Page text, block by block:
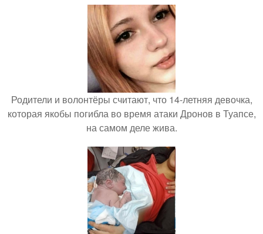
Родители и волонтёры считают, что 14-летняя девочка,
которая якобы погибла во время атаки Дронов в Туапсе,
на самом деле жива.